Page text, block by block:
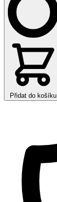
Přidat do košíku